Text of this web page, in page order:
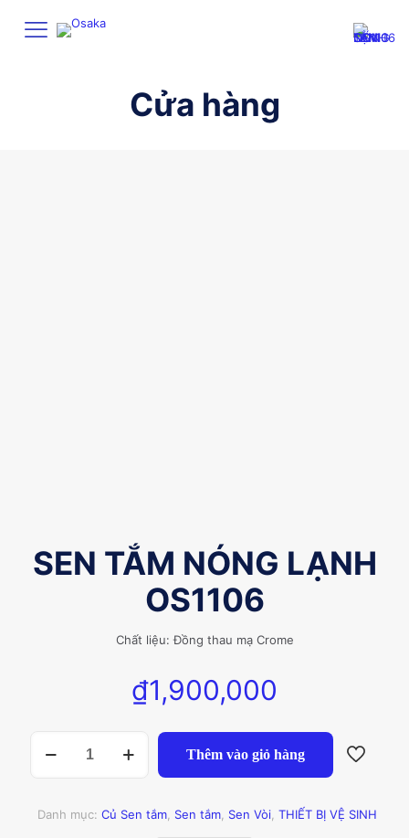
Cửa hàng
SEN TẮM NÓNG LẠNH
OS1106
Chất liệu: Đồng thau mạ Crome
₫1,900,000
TẮM
OS1106
Thêm vào giỏ hàng
Danh mục: Củ Sen tắm, Sen tắm, Sen Vòi, THIẾT BỊ VỆ SINH